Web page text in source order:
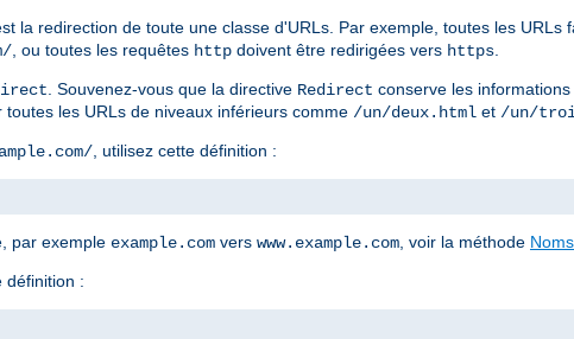
la redirection de toute une classe d'URLs. Par exemple, toutes les URLs
, ou toutes les requêtes http doivent être redirigées vers https
. Souvenez-vous que la directive Redirect conserve les
toutes les URLs de niveaux inférieurs comme /un/deux.html et /un/
, utilisez cette définition :
par exemple example.com vers www.example.com , voir la méthode
définition :